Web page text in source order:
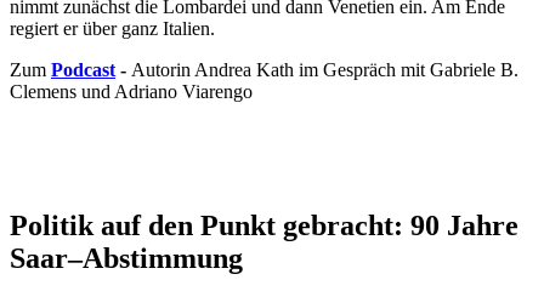
nimmt zunächst die Lombardei und dann Venetien ein. Am Ende
regiert er über ganz Italien.
Zum Podcast - Autorin Andrea Kath im Gespräch mit Gabriele B.
Clemens und Adriano Viarengo
Politik auf den Punkt gebracht: 90 Jahre
Saar–Abstimmung